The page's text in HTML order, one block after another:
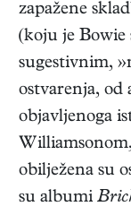
zapažene
(koju je Bowie
sugestivnim,
ostvarenja, od
objavljenoga
obilježena su
su albumi